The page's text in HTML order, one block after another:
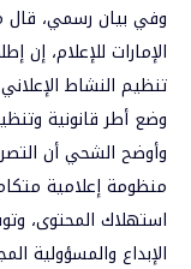
وفي بيان رسمي، قال
الإمارات للإعلام، إن
تنظيم النشاط
وضع أطر قانونية
وأوضح الشحي أن
منظومة إعلامية
استهلاك المحتوى،
الإبداع والمسؤولية